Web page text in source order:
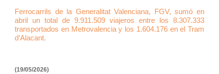
Ferrocarrils de la Generalitat Valenciana, FGV, sumó en
abril un total de 9.911.509 viajeros entre los 8.307.333
transportados en Metrovalencia y los 1.604.176 en el Tram
d’Alacant.
(19/05/2026)